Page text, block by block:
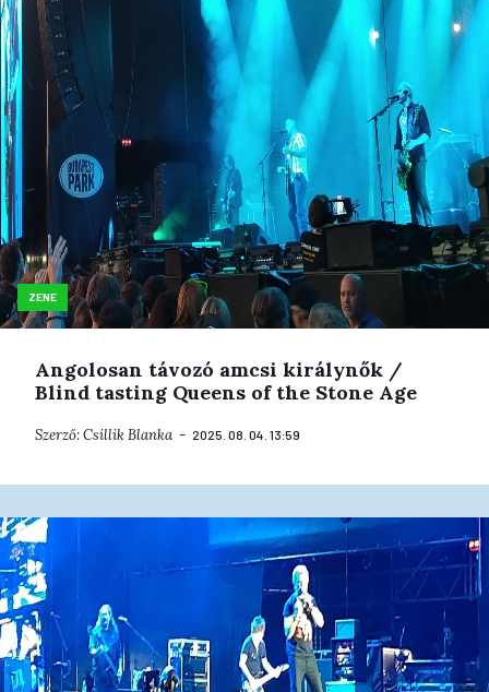
ZENE
Angolosan távozó amcsi királynők /
Blind tasting Queens of the Stone Age
Szerző:Csillik Blanka 2025. 08. 04. 13:59